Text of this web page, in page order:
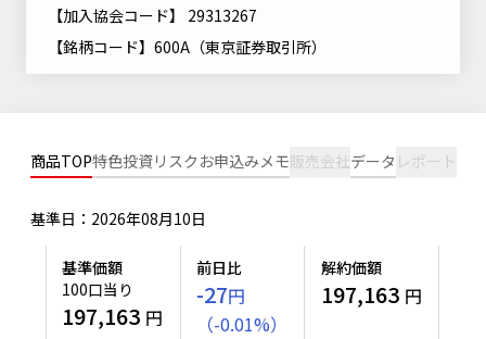
投資信託償還商品のご案内
リーズ
確定拠出年金について
確定拠出年金制度について
ファンドレポート
Goal Navi
資産形成サポート
お問い合わせ
よくあるご質問
投資の教室
SDGsとは？
サステナビリティ経営基本方針
サステナビリティへの取り組み
会社情報
公式キャラクターのご紹介
最新情報
検索したいキーワードを入力してください。
資産形成はじめるなら
【加入協会コード】 29313267
【銘柄コード】600A（東京証券取引所）
商品TOP特色投資リスク お申込みメモ販売会社データ レポート
基準日：2026年08月10日
基準価額
100口当り
197,163 円
前日比
-27円
（-0.01%）
解約価額
197,163 円